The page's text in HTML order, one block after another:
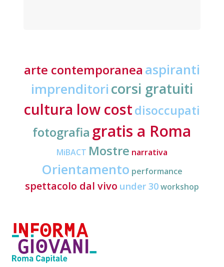
arte contemporanea aspiranti
imprenditori corsi gratuiti
cultura low costdisoccupati
fotografia gratis a Roma
MiBACT Mostre narrativa
Orientamento performance
spettacolo dal vivo under 30workshop